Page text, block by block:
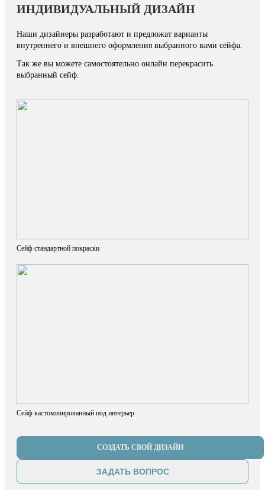
ИНДИВИДУАЛЬНЫЙ ДИЗАЙН
Наши дизайнеры разработают и предложат варианты
внутреннего и внешнего оформления выбранного вами сейфа.
Так же вы можете самостоятельно онлайн перекрасить
выбранный сейф.
Сейф стандартной покраски
Сейф кастомизированный под интерьер
СОЗДАТЬ СВОЙ ДИЗАЙН
ЗАДАТЬ ВОПРОС